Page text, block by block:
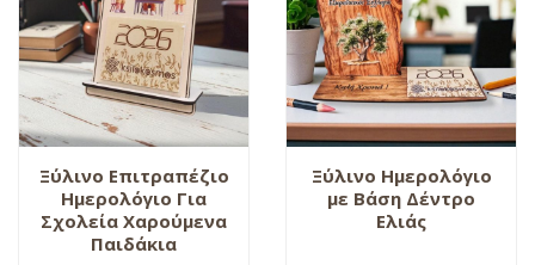
Ξύλινο Επιτραπέζιο
Ημερολόγιο Για
Σχολεία Χαρούμενα
Παιδάκια
Ξύλινο Ημερολόγιο
με Βάση Δέντρο
Ελιάς